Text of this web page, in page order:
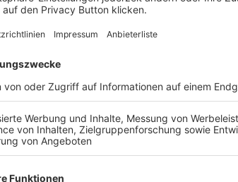
UNSERE NEUIGKEITEN FÜR DICH